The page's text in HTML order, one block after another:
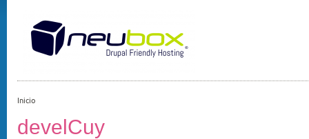
Inicio
develCuy